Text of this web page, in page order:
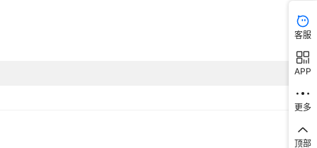
客服
APP
更多
顶部